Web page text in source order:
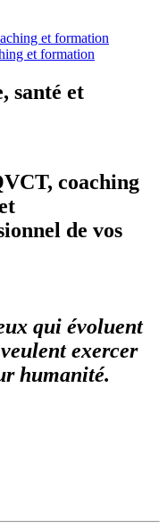
et formation
santé et
coaching
de vos
qui évoluent
exercer
humanité.